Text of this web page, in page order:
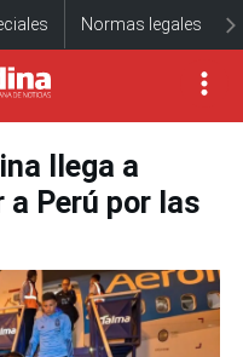
Normas legales
llega a
a Perú por las